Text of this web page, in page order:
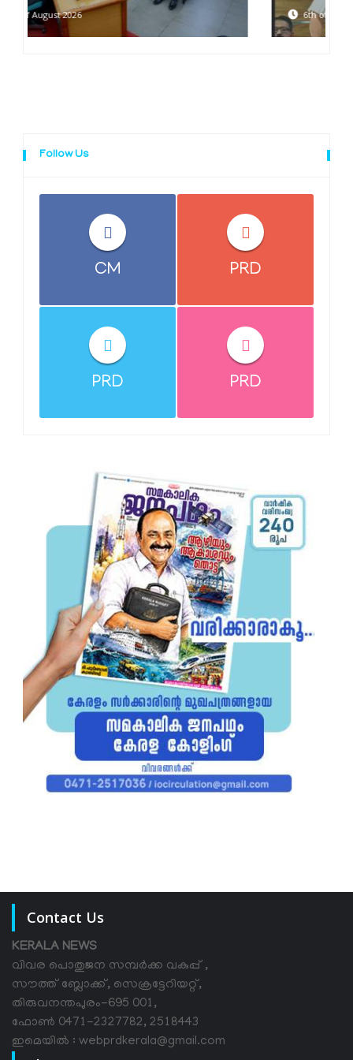
6th of August 2026
Follow Us
CM PRD
PRD PRD
Contact Us
KERALA NEWS
വിവര പൊതുജന സമ്പര്‍ക്ക വകുപ്പ് ,
സൗത്ത് ബ്ലോക്ക്, സെക്രട്ടേറിയറ്റ്,
തിരുവനന്തപുരം-695 001,
ഫോൺ 0471-2327782, 2518443
ഇമെയിൽ : webprdkerala@gmail.com